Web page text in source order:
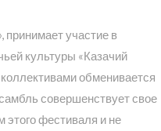
принимает участие в
культуры «Казачий
обменивается
совершенствует свое
этого фестиваля и не